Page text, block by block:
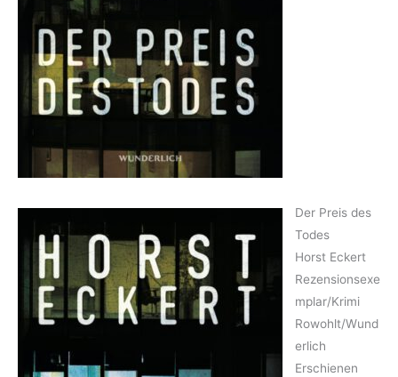
Der Preis des
Todes
Horst Eckert
Rezensionsexe
mplar/Krimi
Rowohlt/Wund
erlich
Erschienen